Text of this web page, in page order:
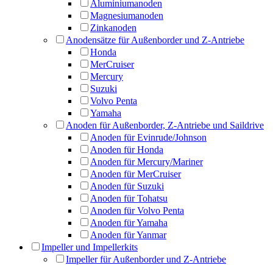
Aluminiumanoden
Magnesiumanoden
Zinkanoden
Anodensätze für Außenborder und Z-Antriebe
Honda
MerCruiser
Mercury
Suzuki
Volvo Penta
Yamaha
Anoden für Außenborder, Z-Antriebe und Saildrive
Anoden für Evinrude/Johnson
Anoden für Honda
Anoden für Mercury/Mariner
Anoden für MerCruiser
Anoden für Suzuki
Anoden für Tohatsu
Anoden für Volvo Penta
Anoden für Yamaha
Anoden für Yanmar
Impeller und Impellerkits
Impeller für Außenborder und Z-Antriebe